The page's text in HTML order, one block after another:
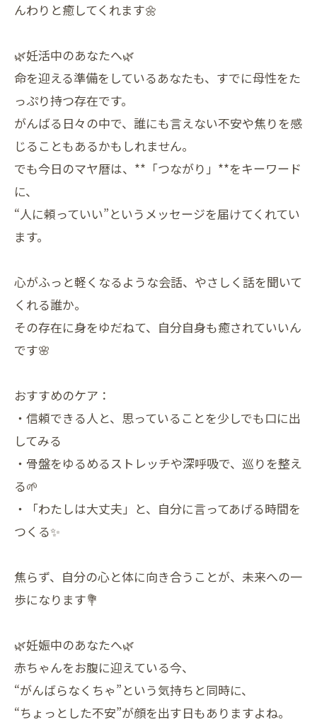
んわりと癒してくれます🌼
🌿妊活中のあなたへ🌿
命を迎える準備をしているあなたも、すでに母性をた
っぷり持つ存在です。
がんばる日々の中で、誰にも言えない不安や焦りを感
じることもあるかもしれません。
でも今日のマヤ暦は、**「つながり」**をキーワード
に、
“人に頼っていい”というメッセージを届けてくれてい
ます。
心がふっと軽くなるような会話、やさしく話を聞いて
くれる誰か。
その存在に身をゆだねて、自分自身も癒されていいん
です🌸
おすすめのケア：
・信頼できる人と、思っていることを少しでも口に出
してみる
・骨盤をゆるめるストレッチや深呼吸で、巡りを整え
る🌱
・「わたしは大丈夫」と、自分に言ってあげる時間を
つくる✨
焦らず、自分の心と体に向き合うことが、未来への一
歩になります💐
🌿妊娠中のあなたへ🌿
赤ちゃんをお腹に迎えている今、
“がんばらなくちゃ”という気持ちと同時に、
“ちょっとした不安”が顔を出す日もありますよね。